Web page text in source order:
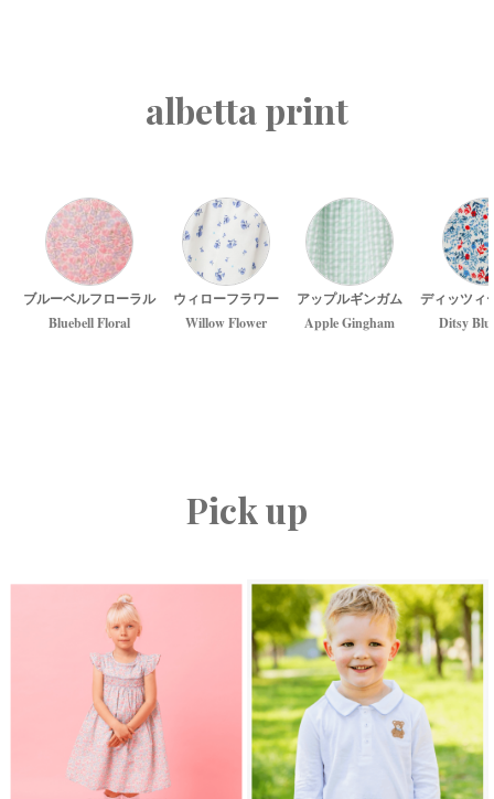
albetta print
ブルーベルフローラル
Bluebell Floral
ウィローフラワー
Willow Flower
アップルギンガム
Apple Gingham
ディッツィ
Ditsy
Pick up